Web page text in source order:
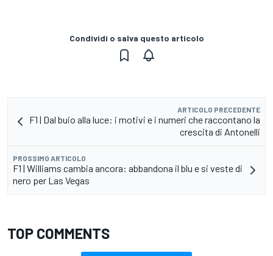
Condividi o salva questo articolo
ARTICOLO PRECEDENTE
F1 | Dal buio alla luce: i motivi e i numeri che raccontano la
crescita di Antonelli
PROSSIMO ARTICOLO
F1 | Williams cambia ancora: abbandona il blu e si veste di
nero per Las Vegas
TOP COMMENTS